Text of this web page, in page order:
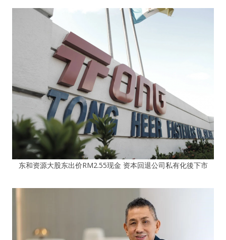
东和资源大股东出价RM2.55现金 资本回退公司私有化後下市